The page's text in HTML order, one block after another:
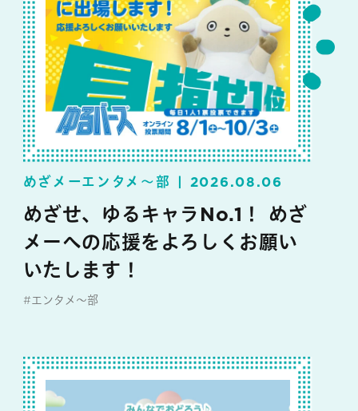
めざメーエンタメ～部 2026.08.06
めざせ、ゆるキャラNo.1！ めざ
メーへの応援をよろしくお願い
いたします！
#エンタメ～部